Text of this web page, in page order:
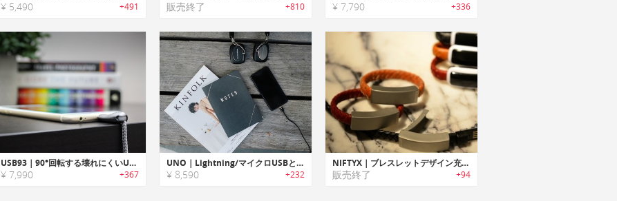
¥ 5,490 +491 販売終了 +810 ¥ 7,790 +336
USB93｜90°回転する壊れにくいUSB充電ケーブル「USB93」
¥ 7,990 +367
UNO｜Lightning/マイクロUSBとしても使用できるUSB Type-C マグネットケーブル「ユノ」
¥ 8,590 +232
NIFTYX｜ブレスレットデザイン充電ケーブル「ニフティックス」
販売終了 +94